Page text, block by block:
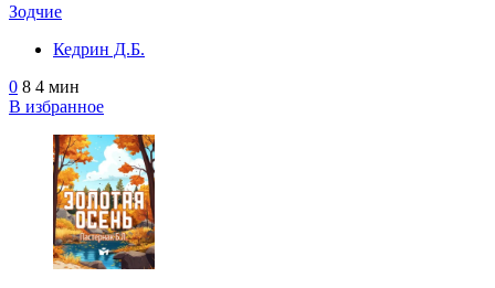
Зодчие
Кедрин Д.Б.
0 8 4 мин
В избранное